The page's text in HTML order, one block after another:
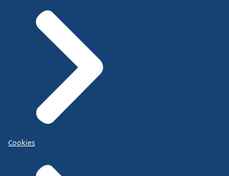
Cookies